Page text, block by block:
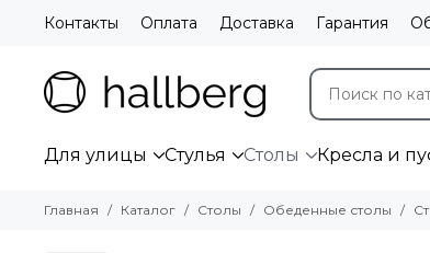
Контакты Оплата Доставка Гарантия
Для улицы Стулья Столы Кресла и
Главная Каталог Столы Обеденные столы